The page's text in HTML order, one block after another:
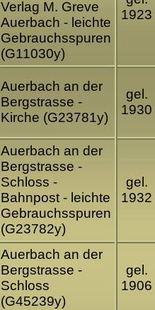
Verlag M. Greve
Auerbach - leichte
Gebrauchsspuren
(G11030y)
1923
Auerbach an der
Bergstrasse -
Kirche (G23781y)
gel.
1930
Auerbach an der
Bergstrasse -
Schloss -
Bahnpost - leichte
Gebrauchsspuren
(G23782y)
gel.
1932
Auerbach an der
Bergstrasse -
Schloss
(G45239y)
gel.
1906